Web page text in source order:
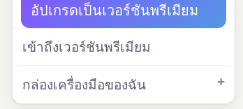
อัปเกรดเป็นเวอร์ชันพรีเมียม
เข้าถึงเวอร์ชันพรีเมียม
กล่องเครื่องมือของฉัน